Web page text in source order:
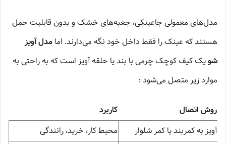
مدل‌های معمولی جاعینکی، جعبه‌های خشک و بدون قابلیت حمل
هستند که عینک را فقط داخل خود نگه می‌دارند. اما مدل آویز
شویک کیف کوچک چرمی با بند یا حلقه آویز است که به راحتی به
موارد زیر متصل می‌شود :
روش اتصال
کاربرد
آویز به کمربند یا کمر شلوار
محیط کار، خرید، رانندگی